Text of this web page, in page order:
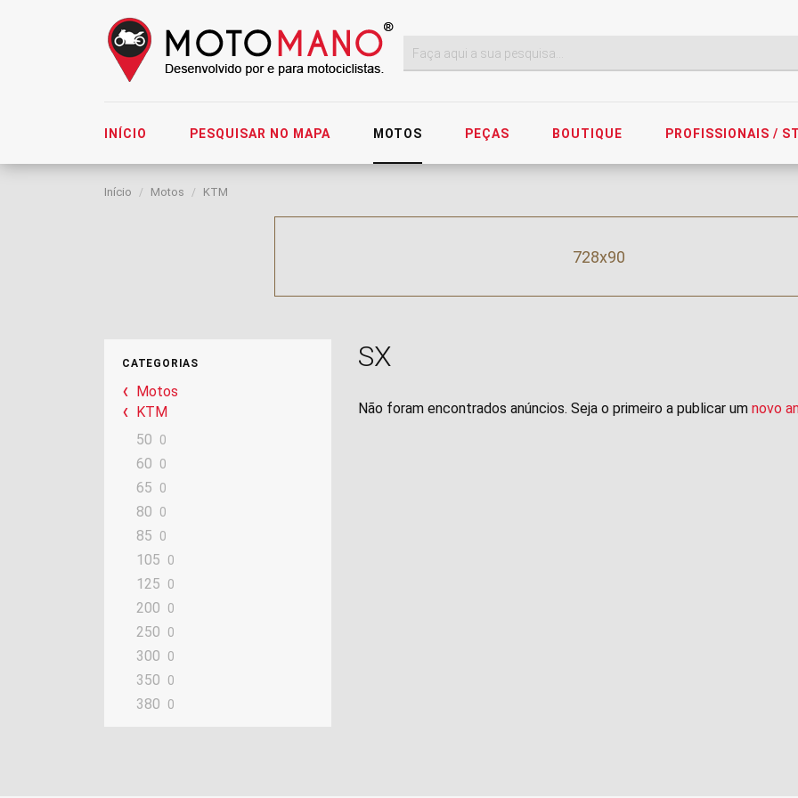
INÍCIO PESQUISAR NO MAPA MOTOS PEÇAS BOUTIQUE PROFISSIONAIS /
Início Motos KTM
728x90
CATEGORIAS
Motos
KTM
50
0
60 0
65 0
80 0
85 0
105 0
125 0
200 0
250 0
300 0
350 0
380 0
SX
Não foram encontrados anúncios. Seja o primeiro a publicar um novo